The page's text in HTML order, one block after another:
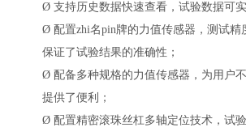
Ø 支持历史数据快速查看，试验数据可
Ø 配置zhi名pin牌的力值传感器，测试精
保证了试验结果的准确性；
Ø 配备多种规格的力值传感器，为用户
提供了便利；
Ø 配置精密滚珠丝杠多轴定位技术，试